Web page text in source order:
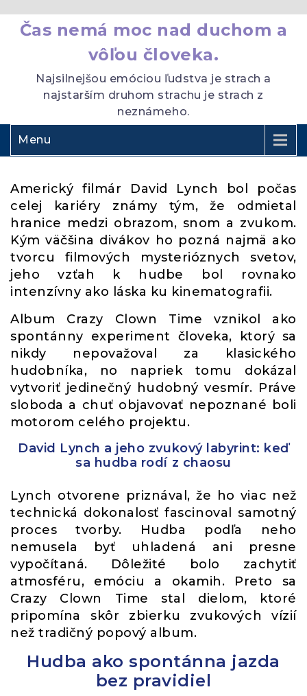
Čas nemá moc nad duchom a
vôľou človeka.
Najsilnejšou emóciou ľudstva je strach a
najstarším druhom strachu je strach z
neznámeho.
Menu
Americký filmár David Lynch bol počas
celej kariéry známy tým, že odmietal
hranice medzi obrazom, snom a zvukom.
Kým väčšina divákov ho pozná najmä ako
tvorcu filmových mysterióznych svetov,
jeho vzťah k hudbe bol rovnako
intenzívny ako láska ku kinematografii.
Album Crazy Clown Time vznikol ako
spontánny experiment človeka, ktorý sa
nikdy nepovažoval za klasického
hudobníka, no napriek tomu dokázal
vytvoriť jedinečný hudobný vesmír. Práve
sloboda a chuť objavovať nepoznané boli
motorom celého projektu.
David Lynch a jeho zvukový labyrint: keď
sa hudba rodí z chaosu
Lynch otvorene priznával, že ho viac než
technická dokonalosť fascinoval samotný
proces tvorby. Hudba podľa neho
nemusela byť uhladená ani presne
vypočítaná. Dôležité bolo zachytiť
atmosféru, emóciu a okamih. Preto sa
Crazy Clown Time stal dielom, ktoré
pripomína skôr zbierku zvukových vízií
než tradičný popový album.
Hudba ako spontánna jazda
bez pravidiel